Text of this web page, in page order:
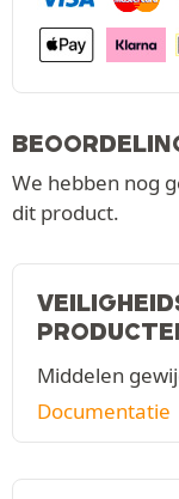
We hebben nog
dit product.
Middelen
Documentatie